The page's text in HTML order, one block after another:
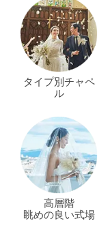
タイプ別チャペ
ル
高層階
眺めの良い式場